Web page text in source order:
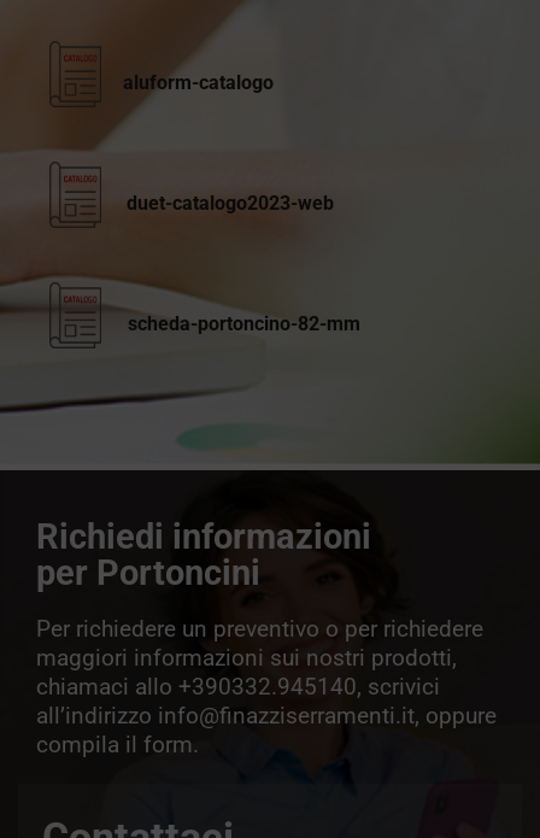
aluform-catalogo
duet-catalogo2023-web
scheda-portoncino-82-mm
Richiedi informazioni
per Portoncini
Per richiedere un preventivo o per richiedere
maggiori informazioni sui nostri prodotti,
chiamaci allo +390332.945140, scrivici
all’indirizzo info@finazziserramenti.it, oppure
compila il form.